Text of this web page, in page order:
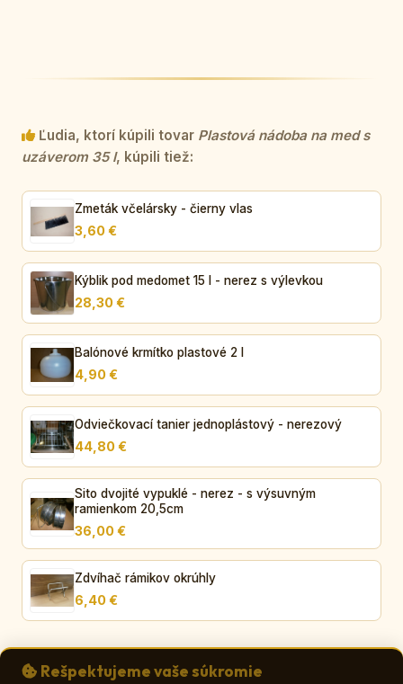
Ľudia, ktorí kúpili tovar Plastová nádoba na med s
uzáverom 35 l, kúpili tiež:
Zmeták včelársky - čierny vlas
3,60 €
Kýblik pod medomet 15 l - nerez s výlevkou
28,30 €
Balónové krmítko plastové 2 l
4,90 €
Odviečkovací tanier jednoplástový - nerezový
44,80 €
Sito dvojité vypuklé - nerez - s výsuvným
ramienkom 20,5cm
36,00 €
Zdvíhač rámikov okrúhly
6,40 €
Rešpektujeme vaše súkromie